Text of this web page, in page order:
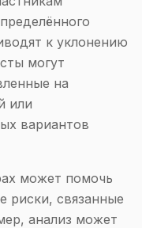
к уклонению
могут
на
или
вариантов
может помочь
риски, связанные
анализ может